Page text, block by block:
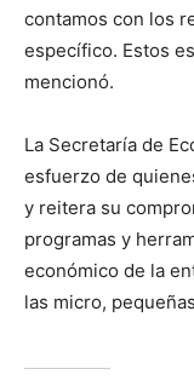
contamos con los
específico. Estos
mencionó.
La Secretaría de
esfuerzo de
y reitera su
programas y
económico de la
las micro,